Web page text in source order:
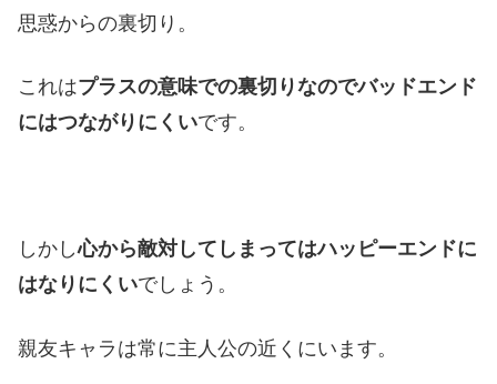
思惑からの裏切り。
これはプラスの意味での裏切りなのでバッドエンド
にはつながりにくいです。
しかし心から敵対してしまってはハッピーエンドに
はなりにくいでしょう。
親友キャラは常に主人公の近くにいます。